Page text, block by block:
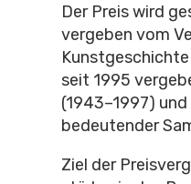
Der Preis wird
vergeben vom
Kunstgeschichte
seit 1995
(1943–1997)
bedeutender
Ziel der